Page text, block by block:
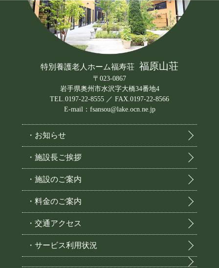
特別養護老人ホーム福寿荘 福原山荘
〒023-0867
岩手県奥州市水沢字大橋34番地4
TEL.0197-22-8555 ／ FAX.0197-22-8566
E-mail：fsansou@lake.ocn.ne.jp
・お知らせ
・施設長ご挨拶
・施設のご案内
・料金のご案内
・交通アクセス
・サービス利用状況